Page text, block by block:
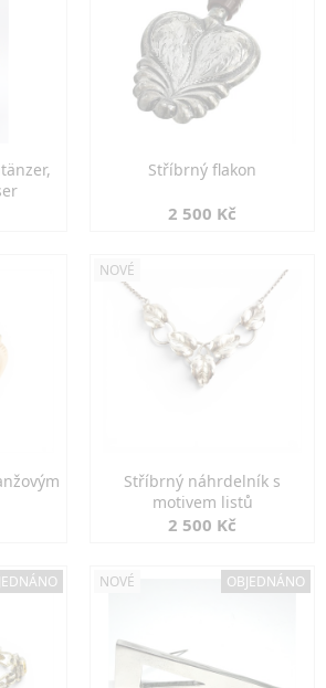
Stříbrný flakon
2 500 Kč
NOVÉ
Stříbrný náhrdelník s
motivem listů
2 500 Kč
NOVÉ OBJEDNÁNO